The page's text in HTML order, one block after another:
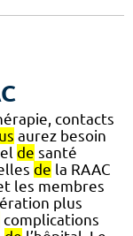
contacts
aurez besoin
de santé
de la RAAC
les membres
plus
complications